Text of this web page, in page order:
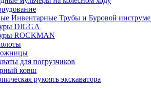
Инвентарные Трубы и Буровой
DIGGA
ROCKMAN
для погрузчиков
ковш
рукоять экскаватора